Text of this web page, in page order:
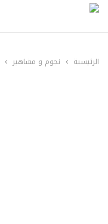
الرئيسية نجوم و مشاهير